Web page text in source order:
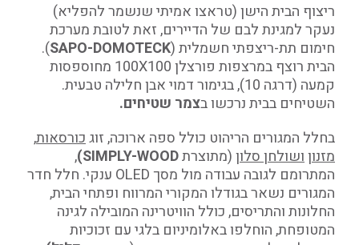
ריצוף הבית הישן (טראצו אמיתי שנשמר להפליא)
נעקר למגינת לבם של הדיירים, זאת לטובת מערכת
חימום תת-ריצפתי חשמלית (SAPO-DOMOTECK
).
הבית רוצף במרצפות פורצלן 100X100 מחוספסות
קמעה (דרגה 10), בגימור דמוי אבן חלילה טבעית.
השטיחים בבית נרכשו בצמר שטיחים.
בחלל המגורים הריהוט כולל ספה ארוכה, זוגכורסאות,
מזנוןושולחן סלון(מתוצרתSIMPLY-WOOD)
,
המתרומם לגובה עבודה מול מסך OLED ענקי. חלל חדר
המגורים נשאר בגודלו המקורי המרווח ופתחי הבית,
החלונות והתריסים, כולל הוויטרינה המובילה לגינה
המטופחת, הוחלפו באלומיניום בלגי עם זכוכיות